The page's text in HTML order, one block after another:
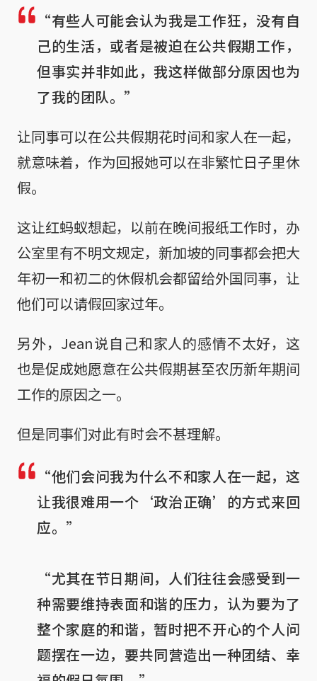
“有些人可能会认为我是工作狂，没有自
己的生活，或者是被迫在公共假期工作，
但事实并非如此，我这样做部分原因也为
了我的团队。”
让同事可以在公共假期花时间和家人在一起，
就意味着，作为回报她可以在非繁忙日子里休
假。
这让红蚂蚁想起，以前在晚间报纸工作时，办
公室里有不明文规定，新加坡的同事都会把大
年初一和初二的休假机会都留给外国同事，让
他们可以请假回家过年。
另外，Jean说自己和家人的感情不太好，这
也是促成她愿意在公共假期甚至农历新年期间
工作的原因之一。
但是同事们对此有时会不甚理解。
“他们会问我为什么不和家人在一起，这
让我很难用一个‘政治正确’的方式来回
应。”
“尤其在节日期间，人们往往会感受到一
种需要维持表面和谐的压力，认为要为了
整个家庭的和谐，暂时把不开心的个人问
题摆在一边，要共同营造出一种团结、幸